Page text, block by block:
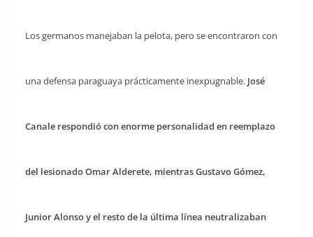
Los germanos manejaban la pelota, pero se encontraron con
una defensa paraguaya prácticamente inexpugnable. José
Canale respondió con enorme personalidad en reemplazo
del lesionado Omar Alderete, mientras Gustavo Gómez,
Junior Alonso y el resto de la última línea neutralizaban